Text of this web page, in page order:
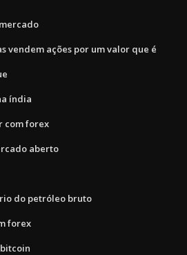
vendem ações por um valor que é
índia
com forex
aberto
do petróleo bruto
forex